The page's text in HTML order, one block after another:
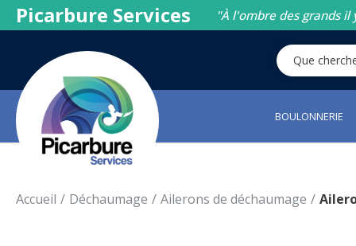
Picarbure Services "À l'ombre des grands
BOULONNERIE
Accueil Déchaumage Ailerons de déchaumage